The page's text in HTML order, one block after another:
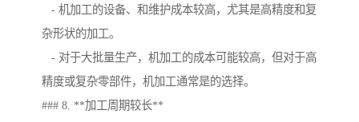
- 机加工的设备、和维护成本较高，尤其是高精度和复
杂形状的加工。
- 对于大批量生产，机加工的成本可能较高，但对于高
精度或复杂零部件，机加工通常是的选择。
### 8. **加工周期较长**